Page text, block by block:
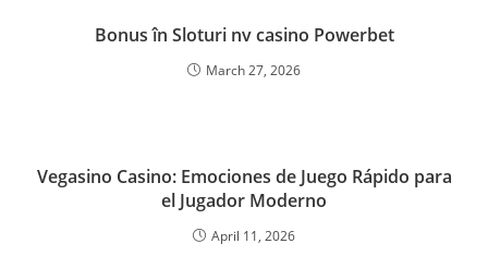
Bonus în Sloturi nv casino Powerbet
March 27, 2026
Vegasino Casino: Emociones de Juego Rápido para
el Jugador Moderno
April 11, 2026